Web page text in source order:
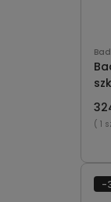
( 1
-